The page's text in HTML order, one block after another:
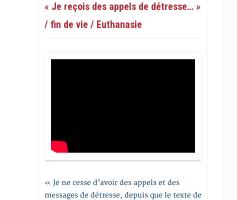
« Je reçois des appels de détresse… »
/ fin de vie / Euthanasie
« Je ne cesse d’avoir des appels et des
messages de détresse, depuis que le texte de